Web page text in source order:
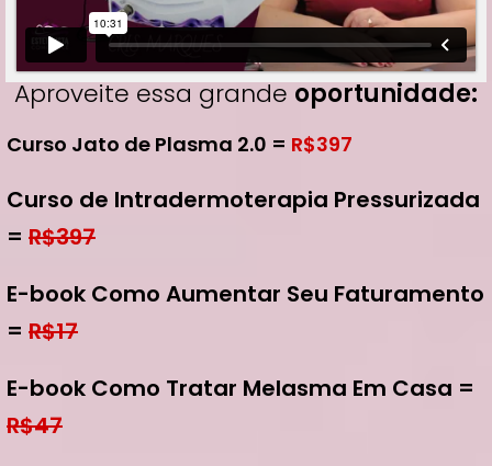
Aproveite essa grandeoportunidade:
Curso Jato de Plasma 2.0 = R$397
Curso de Intradermoterapia Pressurizada
= R$397
E-book Como Aumentar Seu Faturamento
= R$17
E-book Como Tratar Melasma Em Casa =
R$47